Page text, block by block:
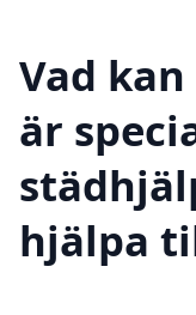
Vad
är
hjälpa